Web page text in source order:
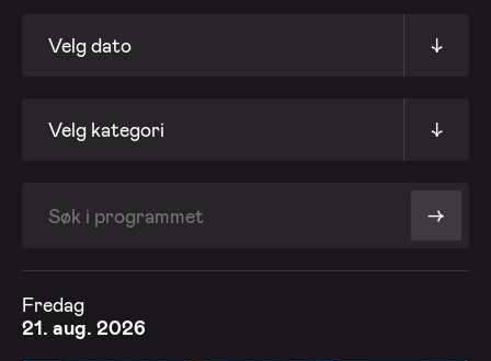
Velg dato ↓
Velg kategori ↓
->
Fredag
21. aug. 2026